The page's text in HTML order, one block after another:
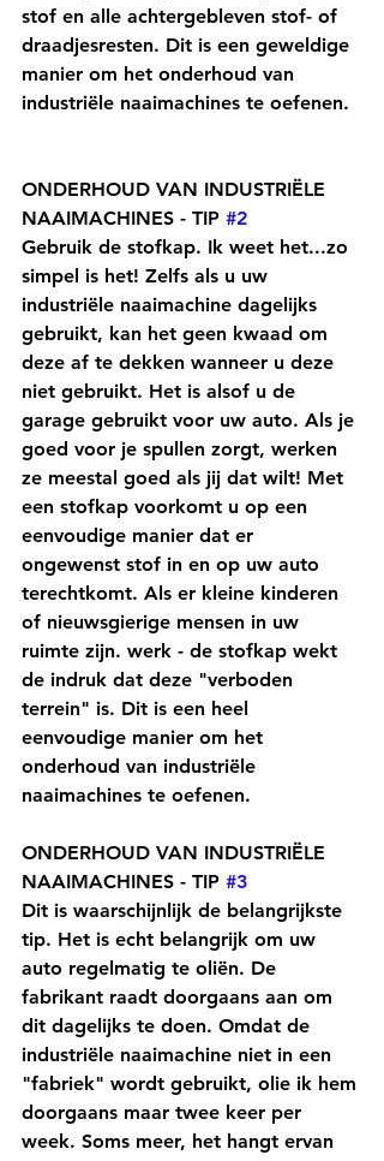
stof en alle achtergebleven stof- of
draadjesresten. Dit is een geweldige
manier om het onderhoud van
industriële naaimachines te oefenen.
ONDERHOUD VAN INDUSTRIËLE
NAAIMACHINES - TIP #2
Gebruik de stofkap. Ik weet het...zo
simpel is het! Zelfs als u uw
industriële naaimachine dagelijks
gebruikt, kan het geen kwaad om
deze af te dekken wanneer u deze
niet gebruikt. Het is alsof u de
garage gebruikt voor uw auto. Als je
goed voor je spullen zorgt, werken
ze meestal goed als jij dat wilt! Met
een stofkap voorkomt u op een
eenvoudige manier dat er
ongewenst stof in en op uw auto
terechtkomt. Als er kleine kinderen
of nieuwsgierige mensen in uw
ruimte zijn. werk - de stofkap wekt
de indruk dat deze "verboden
terrein" is. Dit is een heel
eenvoudige manier om het
onderhoud van industriële
naaimachines te oefenen.
ONDERHOUD VAN INDUSTRIËLE
NAAIMACHINES - TIP #3
Dit is waarschijnlijk de belangrijkste
tip. Het is echt belangrijk om uw
auto regelmatig te oliën. De
fabrikant raadt doorgaans aan om
dit dagelijks te doen. Omdat de
industriële naaimachine niet in een
"fabriek" wordt gebruikt, olie ik hem
doorgaans maar twee keer per
week. Soms meer, het hangt ervan